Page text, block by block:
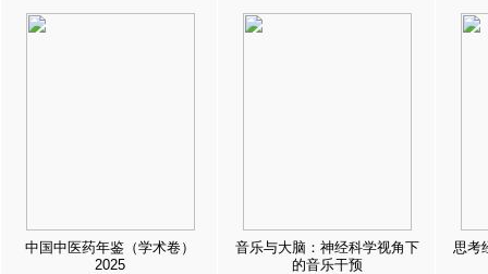
中国中医药年鉴（学术卷）
2025
音乐与大脑：神经科学视角下
的音乐干预
思考